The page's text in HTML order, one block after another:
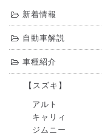
新着情報
自動車解説
車種紹介
【スズキ】
アルト
キャリィ
ジムニー